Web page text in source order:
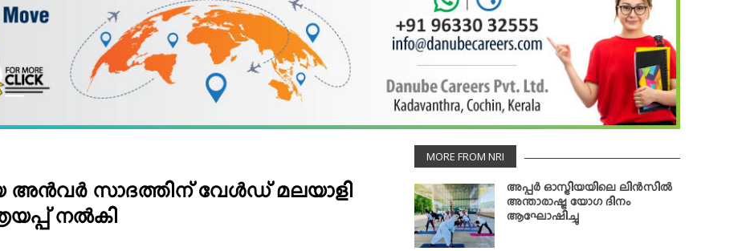
അന്‍വര്‍ സാദത്തിന് വേള്‍ഡ് മലയാളി
നല്‍കി
MORE FROM NRI
അപ്പര്‍ ഓസ്ട്രിയയിലെ ലിന്‍സില്‍
അന്താരാഷ്ട്ര യോഗ ദിനം
ആഘോഷിച്ചു